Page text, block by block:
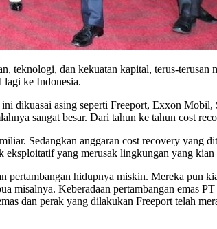
teknologi, dan kekuatan kapital, terus-
lagi ke Indonesia.
dikuasai asing seperti Freeport, Exxon
sangat besar. Dari tahun ke tahun cost
Sedangkan anggaran cost recovery
yang merusak lingkungan yang
pertambangan hidupnya miskin. Mereka pun
misalnya. Keberadaan pertambangan emas
dan perak yang dilakukan Freeport telah